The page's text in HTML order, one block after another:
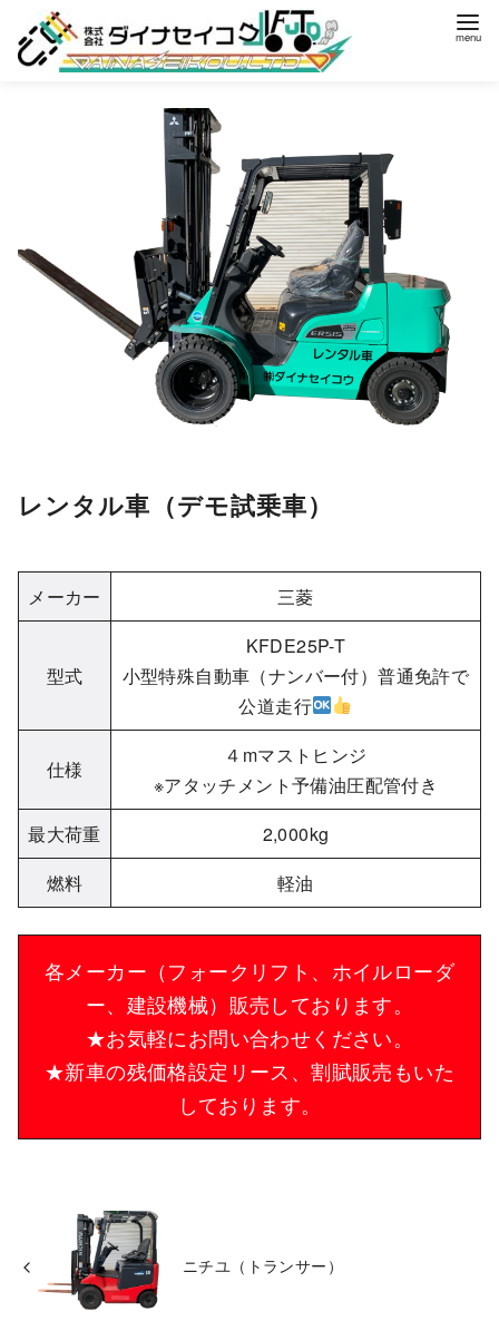
レンタル車（デモ試乗車）
メーカー 三菱
型式
KFDE25P-T
小型特殊自動車（ナンバー付）普通免許で
公道走行
仕様
４mマストヒンジ
※アタッチメント予備油圧配管付き
最大荷重
2,000kg
燃料
軽油
各メーカー（フォークリフト、ホイルローダ
ー、建設機械）販売しております。
★お気軽にお問い合わせください。
★新車の残価格設定リース、割賦販売もいた
しております。
ニチユ（トランサー）